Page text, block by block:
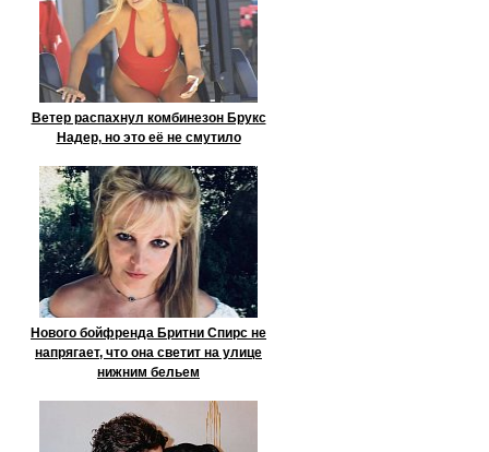
Ветер распахнул комбинезон Брукс
Надер, но это её не смутило
Нового бойфренда Бритни Спирс не
напрягает, что она светит на улице
нижним бельем